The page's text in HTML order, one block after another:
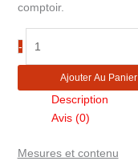
comptoir.
-
de
à
faces
Ajouter Au Panier
Description
Avis (0)
Mesures et contenu